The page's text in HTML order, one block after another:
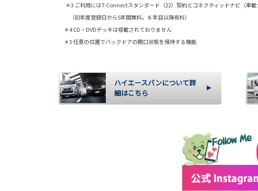
＊3 ご利用にはT-Connectスタンダード（22）契約とコネクティッドナビ（車
（初年度登録日から5年間無料。６年目以降有料）
＊4 CD・DVDデッキは搭載されておりません
＊5 任意の位置でバックドアの開口状態を保持する機能
ハイエースバンについて詳
細はこちら